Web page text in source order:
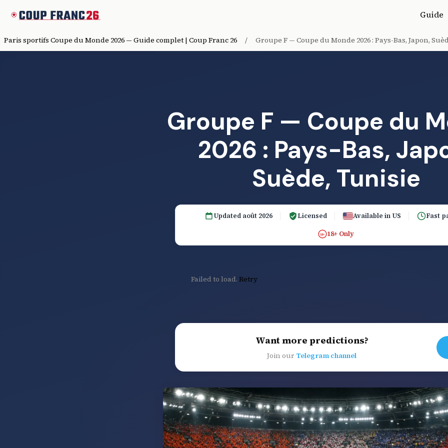
Guide
Paris sportifs Coupe du Monde 2026 — Guide complet | Coup Franc 26 / Groupe F — Coupe du Monde 2026 : Pays-Bas, Japon,
Groupe F — Coupe du
2026 : Pays-Bas,
Suède, Tunisie
Updated août 2026 Licensed Available in US Fast
18+ 18+ Only
Failed to load. Retry
Want more predictions?
Join our Telegram channel